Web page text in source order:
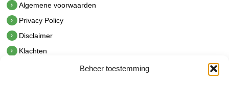
Beheer toestemming
Algemene voorwaarden
Privacy Policy
Disclaimer
Klachten